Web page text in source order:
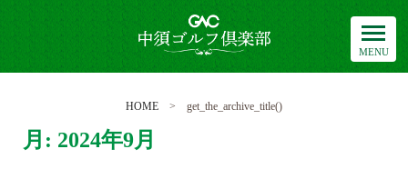
中須ゴルフ倶楽部
HOME > get_the_archive_title()
月: 2024年9月